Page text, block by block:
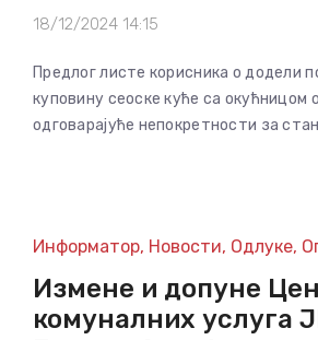
18/12/2024 14:15
Предлог листе корисника о додели
куповину сеоске куће са окућницом
одговарајуће непокретности за
Информатор, Новости, Одлуке,
Измене и допуне
комуналних услуга